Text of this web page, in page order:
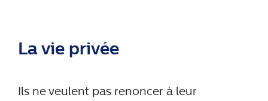
La vie privée
Ils ne veulent pas renoncer à leur